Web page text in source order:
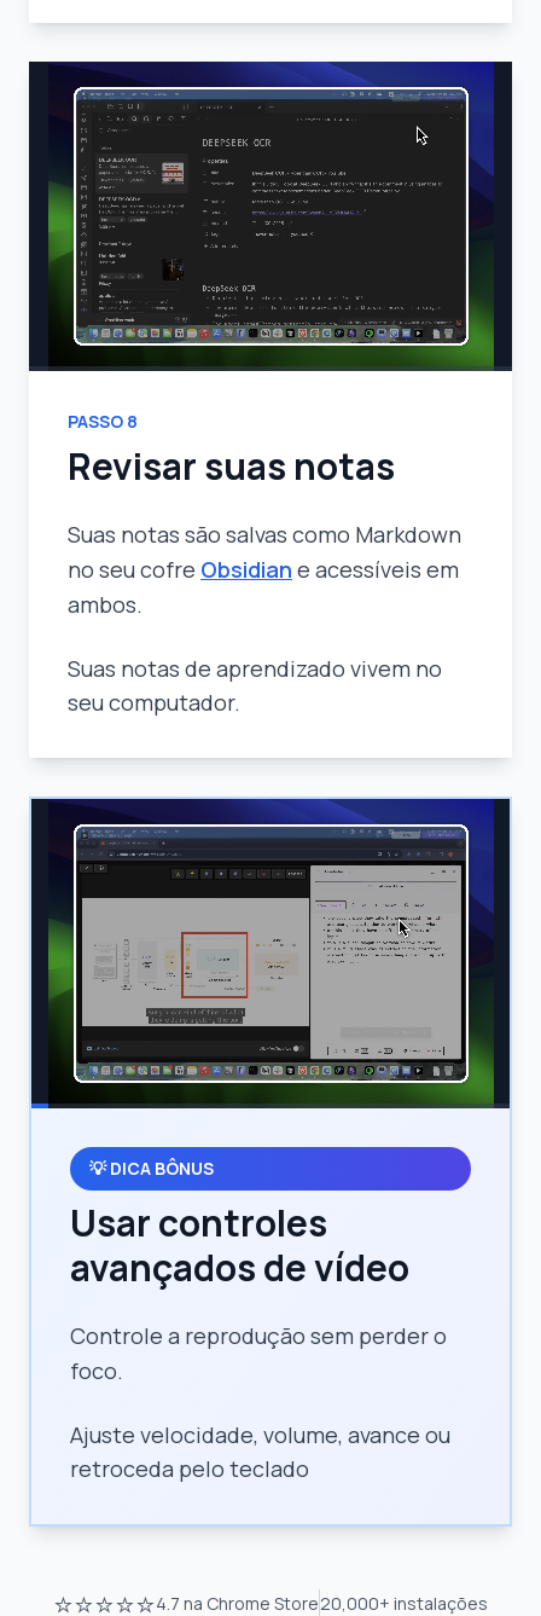
PASSO 8
Revisar suas notas
Suas notas são salvas como Markdown
no seu cofre Obsidian e acessíveis em
ambos.
Suas notas de aprendizado vivem no
seu computador.
💡DICA BÔNUS
Usar controles
avançados de vídeo
Controle a reprodução sem perder o
foco.
Ajuste velocidade, volume, avance ou
retroceda pelo teclado
⭐⭐⭐⭐⭐4.7 na Chrome Store20,000+ instalações